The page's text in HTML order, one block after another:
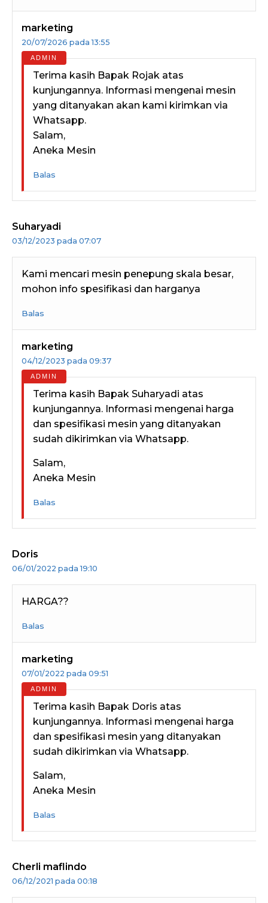
marketing
20/07/2026 pada 13:55
Terima kasih Bapak Rojak atas
kunjungannya. Informasi mengenai mesin
yang ditanyakan akan kami kirimkan via
Whatsapp.
Salam,
Aneka Mesin
Balas
Suharyadi
03/12/2023 pada 07:07
Kami mencari mesin penepung skala besar,
mohon info spesifikasi dan harganya
Balas
marketing
04/12/2023 pada 09:37
Terima kasih Bapak Suharyadi atas
kunjungannya. Informasi mengenai harga
dan spesifikasi mesin yang ditanyakan
sudah dikirimkan via Whatsapp.
Salam,
Aneka Mesin
Balas
Doris
06/01/2022 pada 19:10
HARGA??
Balas
marketing
07/01/2022 pada 09:51
Terima kasih Bapak Doris atas
kunjungannya. Informasi mengenai harga
dan spesifikasi mesin yang ditanyakan
sudah dikirimkan via Whatsapp.
Salam,
Aneka Mesin
Balas
Cherli maflindo
06/12/2021 pada 00:18